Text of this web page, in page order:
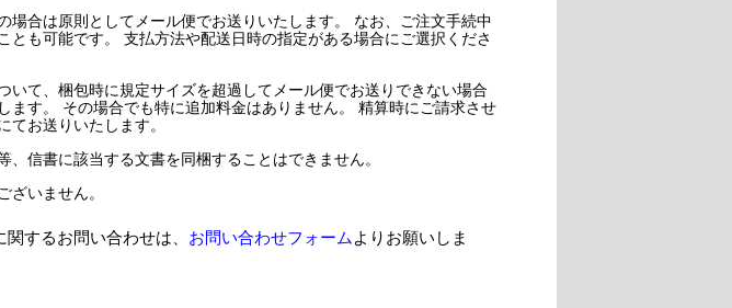
場合は原則としてメール便でお送りいたします。 なお、ご注文手続中
とも可能です。 支払方法や配送日時の指定がある場合にご選択くださ
いて、梱包時に規定サイズを超過してメール便でお送りできない場合
ます。 その場合でも特に追加料金はありません。 精算時にご請求させ
お送りいたします。
、信書に該当する文書を同梱することはできません。
ざいません。
するお問い合わせは、 お問い合わせフォームよりお願いしま